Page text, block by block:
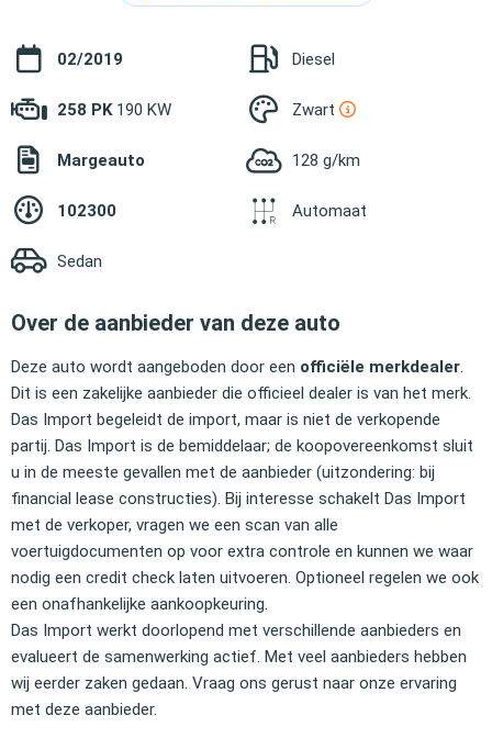
02/2019 Diesel
258 PK 190 KW Zwart
Margeauto 128 g/km
102300 Automaat
Sedan
Over de aanbieder van deze auto
Deze auto wordt aangeboden door een officiële merkdealer
Dit is een zakelijke aanbieder die officieel dealer is van het merk.
Das Import begeleidt de import, maar is niet de verkopende
partij. Das Import is de bemiddelaar; de koopovereenkomst sluit
u in de meeste gevallen met de aanbieder (uitzondering: bij
financial lease constructies). Bij interesse schakelt Das Import
met de verkoper, vragen we een scan van alle
voertuigdocumenten op voor extra controle en kunnen we waar
nodig een credit check laten uitvoeren. Optioneel regelen we ook
een onafhankelijke aankoopkeuring.
Das Import werkt doorlopend met verschillende aanbieders en
evalueert de samenwerking actief. Met veel aanbieders hebben
wij eerder zaken gedaan. Vraag ons gerust naar onze ervaring
met deze aanbieder.